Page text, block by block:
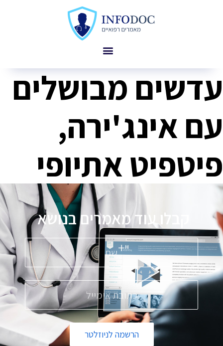
עדשים מבושלים
עם אינג'ירה,
פיטפיט אתיופי
קבלו עוד מאמרים בנושא
הרשמה לניוזלטר